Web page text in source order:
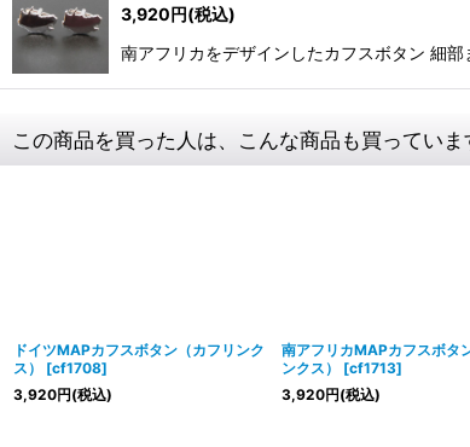
3,920円(税込)
南アフリカをデザインしたカフスボタン 細
この商品を買った人は、こんな商品も買っていま
ドイツMAPカフスボタン（カフリンク
ス）
[cf1708]
3,920円(税込)
南アフリカMAPカフスボタ
ンクス）
[cf1713]
3,920円(税込)